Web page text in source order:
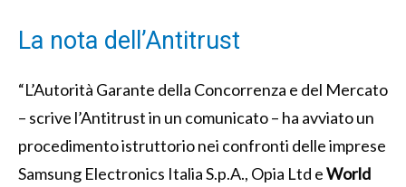
La nota dell’Antitrust
“L’Autorità Garante della Concorrenza e del Mercato
– scrive l’Antitrust in un comunicato – ha avviato un
procedimento istruttorio nei confronti delle imprese
Samsung Electronics Italia S.p.A., Opia Ltd eWorld